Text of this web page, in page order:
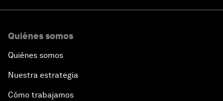
Quiénes somos
Quiénes somos
Nuestra estrategia
Cómo trabajamos